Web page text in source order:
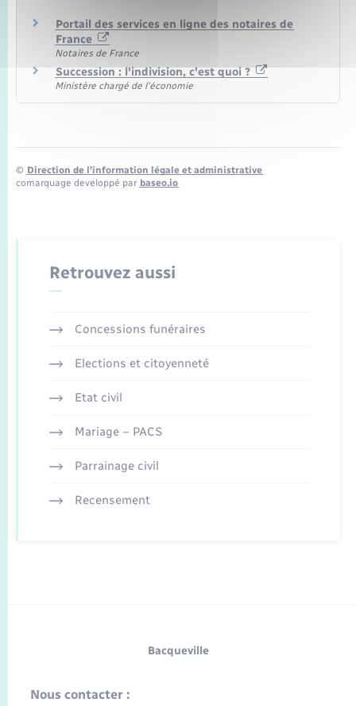
Portail des services en ligne des notaires de
France
Notaires de France
Succession : l'indivision, c'est quoi ?
Ministère chargé de l'économie
© Direction de l’information légale et administrative
comarquage developpé par baseo.io
Retrouvez aussi
Concessions funéraires
Elections et citoyenneté
Etat civil
Mariage – PACS
Parrainage civil
Recensement
Bacqueville
Nous contacter :